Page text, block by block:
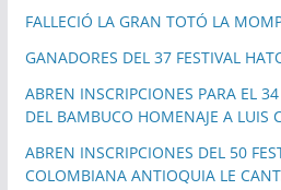
FALLECIÓ LA GRAN TOTÓ LA
GANADORES DEL 37 FESTIVAL
ABREN INSCRIPCIONES PARA EL
DEL BAMBUCO HOMENAJE A LUIS
ABREN INSCRIPCIONES DEL 50
COLOMBIANA ANTIOQUIA LE